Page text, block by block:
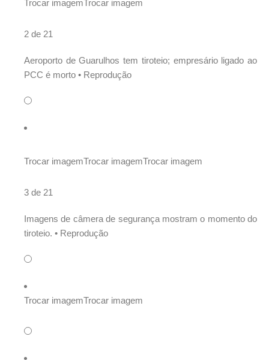
Trocar imagem Trocar imagem
2 de 21
Aeroporto de Guarulhos tem tiroteio; empresário ligado ao
PCC é morto • Reprodução
Trocar imagemTrocar imagemTrocar imagem
3 de 21
Imagens de câmera de segurança mostram o momento do
tiroteio. • Reprodução
Trocar imagemTrocar imagem